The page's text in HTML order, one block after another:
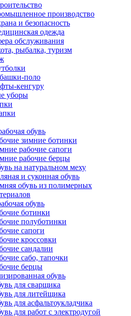
производство
и безопасность
одежда
обслуживания
рыбалка, туризм
поло
кенгуру
уборы
обувь
зимние ботинки
рабочие сапоги
рабочие берцы
на натуральном меху
и суконная обувь
обувь из полимерных
обувь
ботинки
полуботинки
сапоги
кроссовки
сандалии
сабо, тапочки
берцы
обувь
для сварщика
для литейщика
для асфальтоукладчика
для работ с электродугой